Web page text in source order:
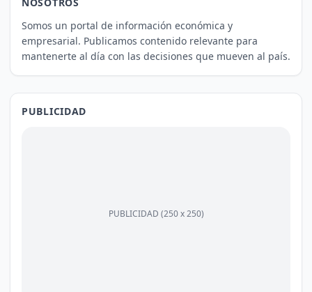
Somos un portal de información económica y
empresarial. Publicamos contenido relevante para
mantenerte al día con las decisiones que mueven al país.
PUBLICIDAD
PUBLICIDAD (250 x 250)